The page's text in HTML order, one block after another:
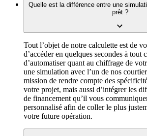
Quelle est la différence entre une
prêt ?
Tout l’objet de notre calculette est de
d’accéder en quelques secondes à tout
d’automatiser quant au chiffrage de
une simulation avec l’un de nos
mission de rendre compte des
votre projet, mais aussi d’intégrer les
de financement qu’il vous
personnalisé afin de coller le plus
votre future opération.